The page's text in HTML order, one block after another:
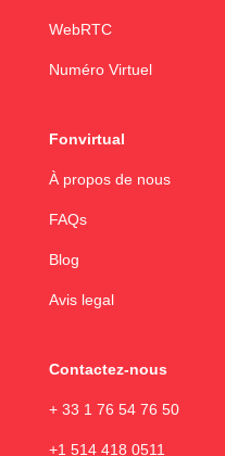
WebRTC
Numéro Virtuel
Fonvirtual
À propos de nous
FAQs
Blog
Avis legal
Contactez-nous
+ 33 1 76 54 76 50
+1 514 418 0511